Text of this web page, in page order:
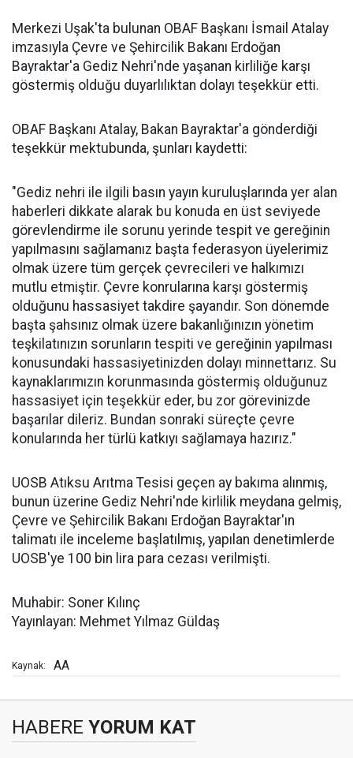
Merkezi Uşak'ta bulunan OBAF Başkanı İsmail Atalay
imzasıyla Çevre ve Şehircilik Bakanı Erdoğan
Bayraktar'a Gediz Nehri'nde yaşanan kirliliğe karşı
göstermiş olduğu duyarlılıktan dolayı teşekkür etti.
OBAF Başkanı Atalay, Bakan Bayraktar'a gönderdiği
teşekkür mektubunda, şunları kaydetti:
"Gediz nehri ile ilgili basın yayın kuruluşlarında yer alan
haberleri dikkate alarak bu konuda en üst seviyede
görevlendirme ile sorunu yerinde tespit ve gereğinin
yapılmasını sağlamanız başta federasyon üyelerimiz
olmak üzere tüm gerçek çevrecileri ve halkımızı
mutlu etmiştir. Çevre konrularına karşı göstermiş
olduğunu hassasiyet takdire şayandır. Son dönemde
başta şahsınız olmak üzere bakanlığınızın yönetim
teşkilatınızın sorunların tespiti ve gereğinin yapılması
konusundaki hassasiyetinizden dolayı minnettarız. Su
kaynaklarımızın korunmasında göstermiş olduğunuz
hassasiyet için teşekkür eder, bu zor görevinizde
başarılar dileriz. Bundan sonraki süreçte çevre
konularında her türlü katkıyı sağlamaya hazırız."
UOSB Atıksu Arıtma Tesisi geçen ay bakıma alınmış,
bunun üzerine Gediz Nehri'nde kirlilik meydana gelmiş,
Çevre ve Şehircilik Bakanı Erdoğan Bayraktar'ın
talimatı ile inceleme başlatılmış, yapılan denetimlerde
UOSB'ye 100 bin lira para cezası verilmişti.
Muhabir: Soner Kılınç
Yayınlayan: Mehmet Yılmaz Güldaş
Kaynak: AA
HABERE YORUM KAT